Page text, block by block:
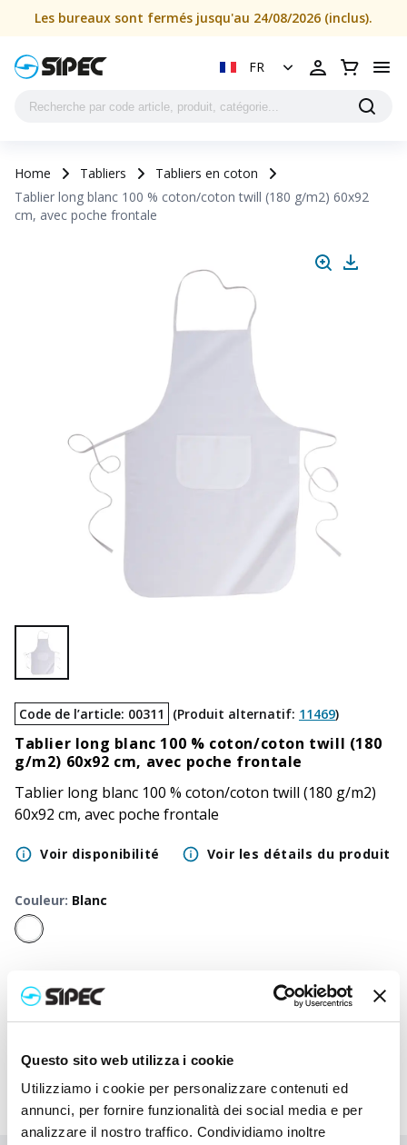
Questo sito web utilizza i cookie
Utilizziamo i cookie per personalizzare contenuti ed
annunci, per fornire funzionalità dei social media e per
analizzare il nostro traffico. Condividiamo inoltre
Les bureaux sont fermés jusqu'au 24/08/2026 (inclus).
FR
Home Tabliers
Tabliers en coton
Tablier long blanc 100 % coton/coton twill (180 g/m2) 60x92
cm, avec poche frontale
Code de l’article: 00311 (Produit alternatif: 11469)
Tablier long blanc 100 % coton/coton twill (180
g/m2) 60x92 cm, avec poche frontale
Tablier long blanc 100 % coton/coton twill (180 g/m2)
60x92 cm, avec poche frontale
Voir disponibilité Voir les détails du produit
Couleur: Blanc
Prix neutre
3,800 3,800€ 3,800€ 3,800
4,780€ 4,732€ 4,685€ 4,640€ 4,598€ 4,440€